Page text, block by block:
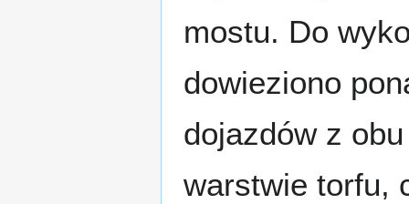
mostu. Do
dowieziono
dojazdów z
warstwie torfu,